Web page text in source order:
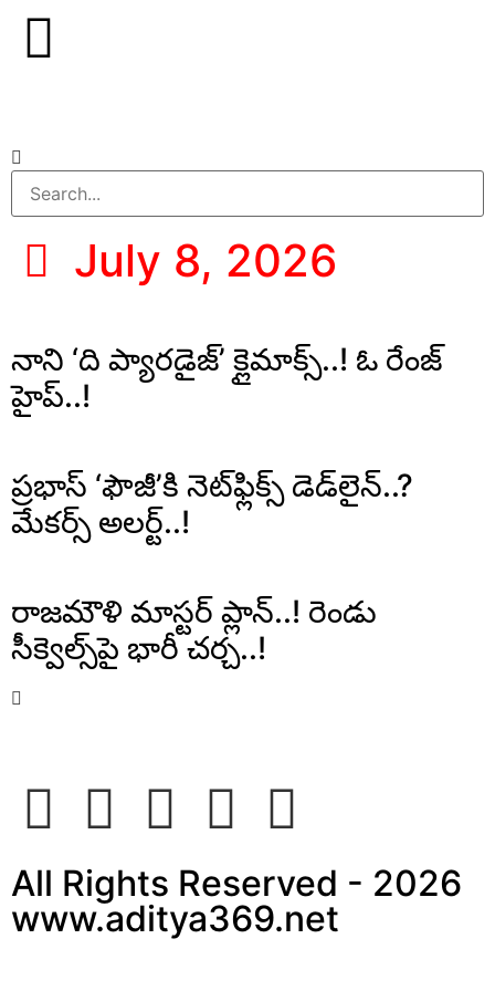
July 8, 2026
నాని ‘ది ప్యారడైజ్’ క్లైమాక్స్..! ఓ రేంజ్
హైప్..!
ప్రభాస్ ‘ఫౌజీ’కి నెట్‌ఫ్లిక్స్ డెడ్‌లైన్..?
మేకర్స్ అలర్ట్..!
రాజమౌళి మాస్టర్ ప్లాన్..! రెండు
సీక్వెల్స్‌పై భారీ చర్చ..!
All Rights Reserved - 2026
www.aditya369.net